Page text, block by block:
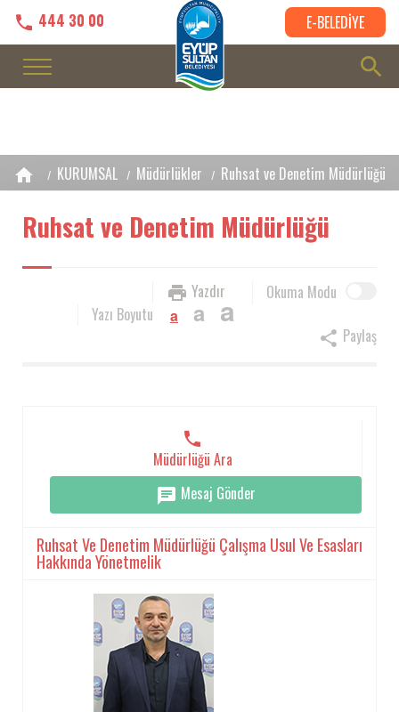
444 30 00 E-BELEDİYE
KURUMSAL Müdürlükler Ruhsat ve Denetim Müdürlüğü
Ruhsat ve Denetim Müdürlüğü
Okuma Modu
Yazdır
Yazı Boyutu
a a a
Paylaş
Müdürlüğü Ara
Mesaj Gönder
Ruhsat Ve Denetim Müdürlüğü Çalışma Usul Ve Esasları
Hakkında Yönetmelik